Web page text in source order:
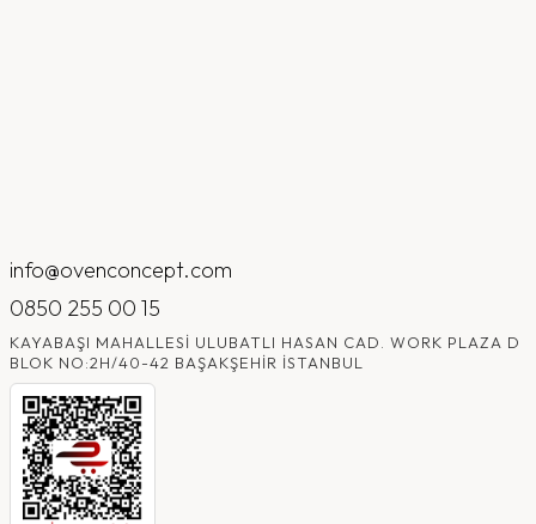
info@ovenconcept.com
0850 255 00 15
KAYABAŞI MAHALLESI ULUBATLI HASAN CAD. WORK PLAZA D
BLOK NO:2H/40-42 BAŞAKŞEHIR İSTANBUL